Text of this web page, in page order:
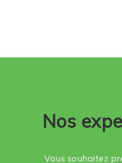
Nos
Vous souhaitez